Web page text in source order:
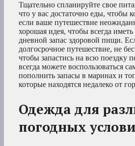
Тщательно спланируйте свое
что у вас достаточно еды, чтобы
если ваше путешествие
хорошая идея, чтобы всегда
дневной запас здоровой пищи.
долгосрочное путешествие, не
чтобы запастись на всю поездку
всегда можете воспользоваться
пополнить запасы в маринах и
которые находятся недалеко от
Одежда для
погодных